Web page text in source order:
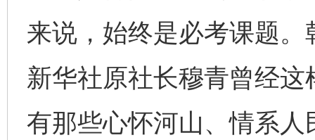
来说，始终是必考课题
新华社原社长穆青曾经
有那些心怀河山、情系